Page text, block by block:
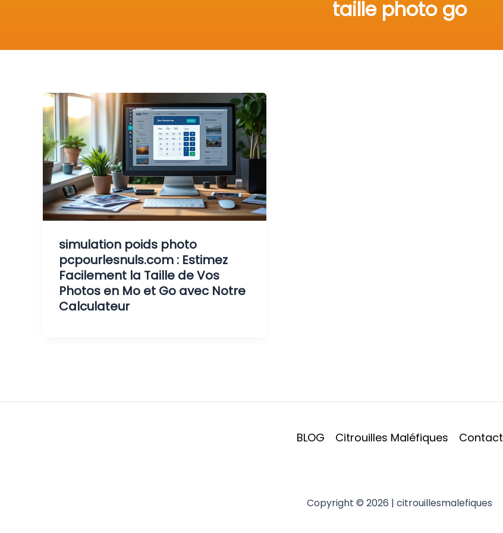
taille photo go
simulation poids photo
pcpourlesnuls.com​ : Estimez
Facilement la Taille de Vos
Photos en Mo et Go avec Notre
Calculateur
BLOG Citrouilles Maléfiques Contact
Copyright © 2026 | citrouillesmalefiques